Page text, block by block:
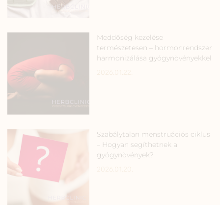
Meddőség kezelése
természetesen – hormonrendszer
harmonizálása gyógynövényekkel
Szabálytalan menstruációs ciklus
– Hogyan segíthetnek a
gyógynövények?